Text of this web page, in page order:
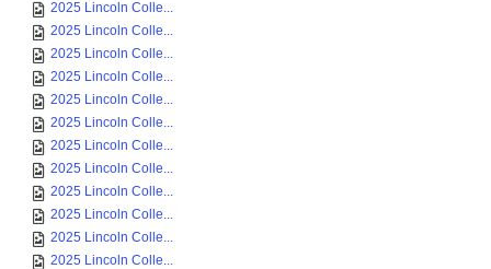
2025 Lincoln Colle...
2025 Lincoln Colle...
2025 Lincoln Colle...
2025 Lincoln Colle...
2025 Lincoln Colle...
2025 Lincoln Colle...
2025 Lincoln Colle...
2025 Lincoln Colle...
2025 Lincoln Colle...
2025 Lincoln Colle...
2025 Lincoln Colle...
2025 Lincoln Colle...